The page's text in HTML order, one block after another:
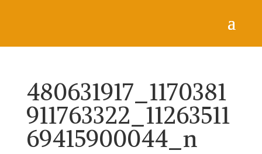
480631917_1170381
911763322_11263511
69415900044_n